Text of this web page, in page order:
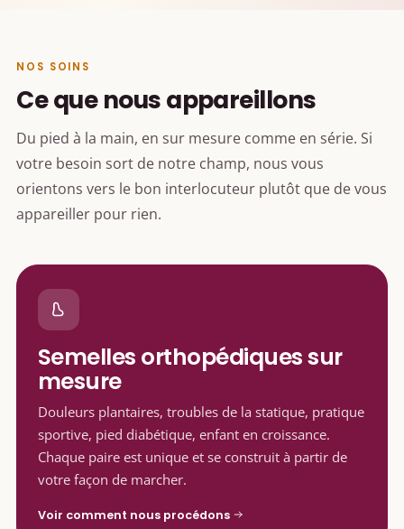
NOS SOINS
Ce que nous appareillons
Du pied à la main, en sur mesure comme en série. Si
votre besoin sort de notre champ, nous vous
orientons vers le bon interlocuteur plutôt que de vous
appareiller pour rien.
Semelles orthopédiques sur
mesure
Douleurs plantaires, troubles de la statique, pratique
sportive, pied diabétique, enfant en croissance.
Chaque paire est unique et se construit à partir de
votre façon de marcher.
Voir comment nous procédons